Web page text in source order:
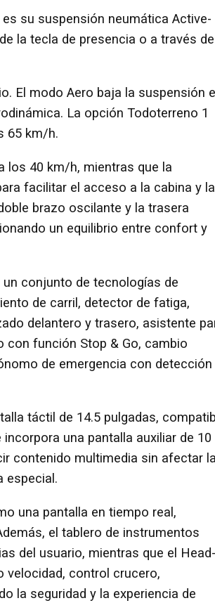
su suspensión neumática Active-
la tecla de presencia o a través
El modo Aero baja la suspensión
La opción Todoterreno 1
65 km/h.
los 40 km/h, mientras que la
facilitar el acceso a la cabina y la
brazo oscilante y la trasera
un equilibrio entre confort y
un conjunto de tecnologías de
de carril, detector de fatiga,
delantero y trasero, asistente
con función Stop & Go, cambio
de emergencia con detección
táctil de 14.5 pulgadas,
una pantalla auxiliar de 10
contenido multimedia sin afectar
especial.
una pantalla en tiempo real,
el tablero de instrumentos
del usuario, mientras que el Head-
velocidad, control crucero,
la seguridad y la experiencia de